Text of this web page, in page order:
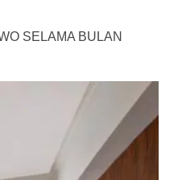
SELAMA BULAN